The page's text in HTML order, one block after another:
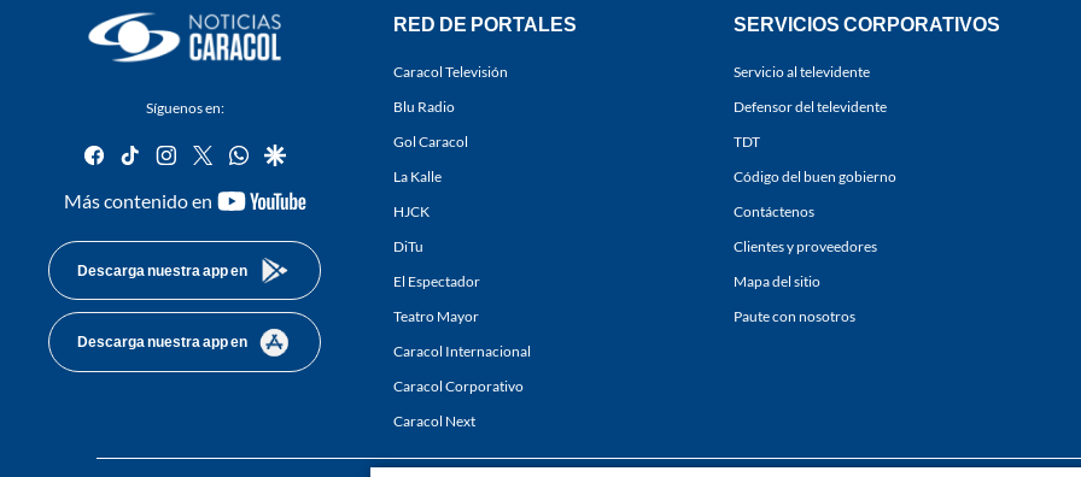
Síguenos en:
facebook
tiktok instagram
twitterwhatsapp
google
Más contenido en
youtube-
Descarga nuestra app en
Descarga nuestra app en
RED DE PORTALES
Caracol Televisión
Blu Radio
Gol Caracol
La Kalle
HJCK
DiTu
El Espectador
Teatro Mayor
Caracol Internacional
Caracol Corporativo
Caracol Next
SERVICIOS CORPORATIVOS
Servicio al televidente
Defensor del televidente
TDT
Código del buen gobierno
Contáctenos
Clientes y proveedores
Mapa del sitio
Paute con nosotros